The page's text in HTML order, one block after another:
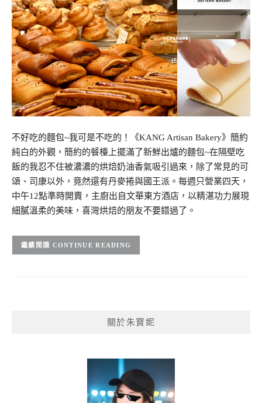
不好吃的麵包~我可是不吃的！《KANG Artisan Bakery》簡約
純白的外觀，簡約的餐檯上擺滿了新鮮出爐的麵包~在隔壁吃
飯的我忍不住被濃濃的烘焙奶油香氣吸引過來，除了常見的可
頌、司康以外，竟然還有丹麥捲與國王派。每週只營業四天，
中午12點準時開賣，主廚出自文華東方酒店，以精湛功力展現
細膩溫柔的美味，喜灣烘焙的朋友不要錯過了。
CONTINUE READING
關於朱寶妮